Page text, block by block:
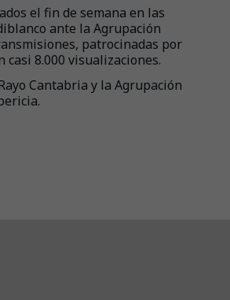
el fin de semana en las
ante la Agrupación
patrocinadas por
casi 8.000 visualizaciones.
Cantabria y la Agrupación